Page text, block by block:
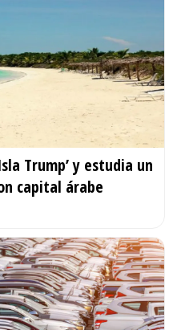
Trump’ y estudia un
capital árabe